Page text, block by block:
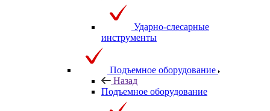
Ударно-слесарные
инструменты
Подъемное оборудование
Назад
Подъемное оборудование